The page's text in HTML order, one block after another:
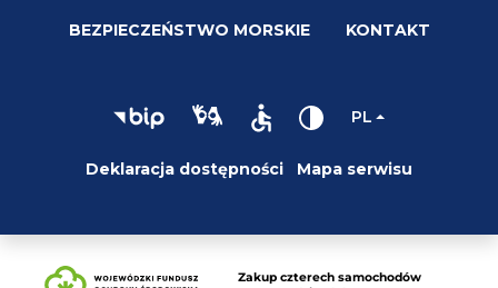
BEZPIECZEŃSTWO MORSKIE KONTAKT
PL
Deklaracja dostępności Mapa serwisu